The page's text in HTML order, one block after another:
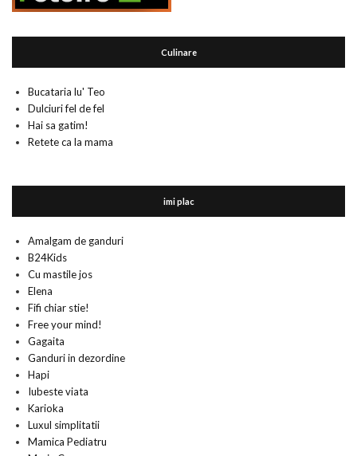
Culinare
Bucataria lu' Teo
Dulciuri fel de fel
Hai sa gatim!
Retete ca la mama
imi plac
Amalgam de ganduri
B24Kids
Cu mastile jos
Elena
Fifi chiar stie!
Free your mind!
Gagaita
Ganduri in dezordine
Hapi
Iubeste viata
Karioka
Luxul simplitatii
Mamica Pediatru